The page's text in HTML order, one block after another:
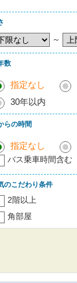
～
数
指定なし
30年以内
らの時間
指定なし
バス乗車時間含む
のこだわり条件
2階以上
角部屋